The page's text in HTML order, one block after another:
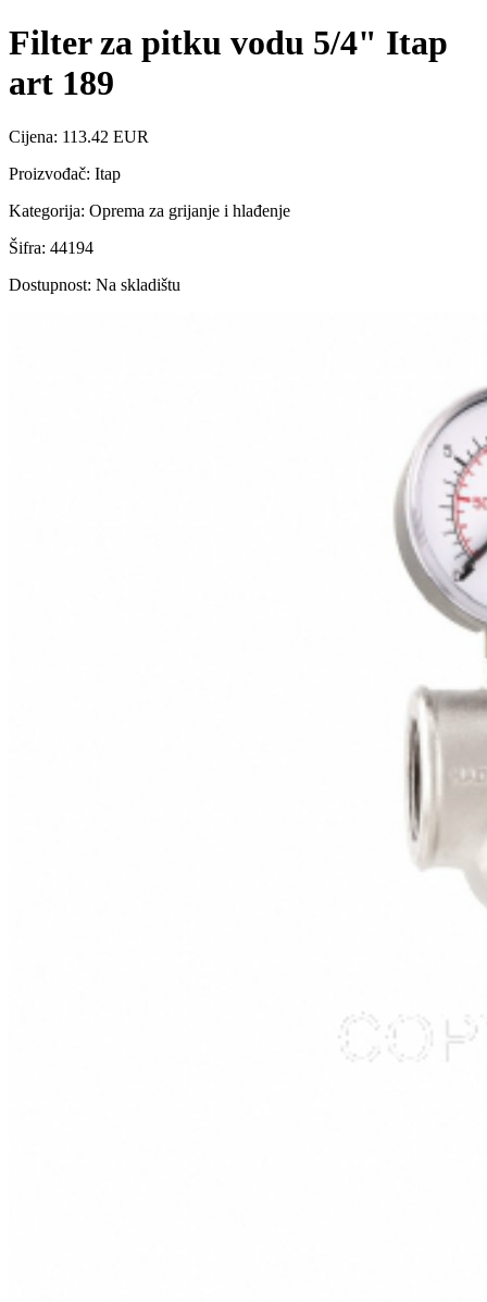
Filter za pitku vodu 5/4" Itap
art 189
Cijena: 113.42 EUR
Proizvođač: Itap
Kategorija: Oprema za grijanje i hlađenje
Šifra: 44194
Dostupnost: Na skladištu